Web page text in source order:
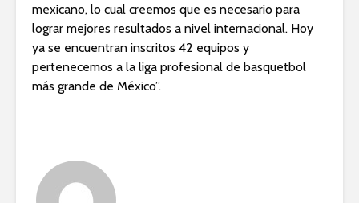
mexicano, lo cual creemos que es necesario para
lograr mejores resultados a nivel internacional. Hoy
ya se encuentran inscritos 42 equipos y
pertenecemos a la liga profesional de basquetbol
más grande de México”.